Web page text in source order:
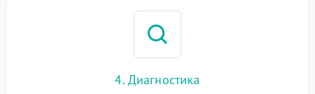
4. Диагностика